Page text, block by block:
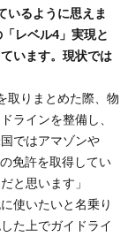
いるように思えま
レベル4」実現と
います。現状では
取りまとめた際、物
ラインを整備し、
ではアマゾンや
免許を取得してい
と思います」
使いたいと名乗り
た上でガイドライ